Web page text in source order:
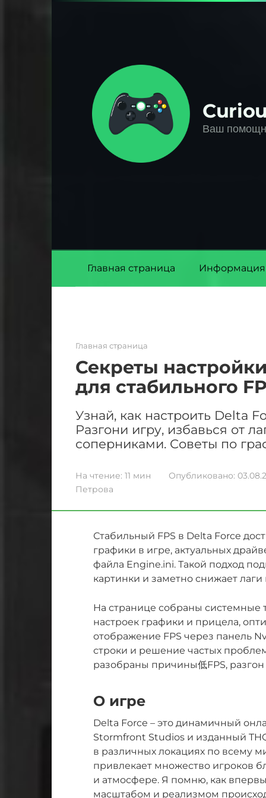
Ваш
Главная страница Информация
Главная страница
Секреты
для стабильного
Узнай, как настроить Delta
Разгони игру, избавься от
соперниками. Советы по
На чтение: 11 мин Опубликовано:
Петрова
Стабильный FPS в Delta Force
графики в игре, актуальных
файла Engine.ini. Такой подход
картинки и заметно снижает
На странице собраны системные
настроек графики и прицела,
отображение FPS через панель
строки и решение частых
разобраны причины低FPS,
О игре
Delta Force – это динамичный
Stormfront Studios и изданный
в различных локациях по всему
привлекает множество игроков
и атмосфере. Я помню, как
масштабом и реализмом